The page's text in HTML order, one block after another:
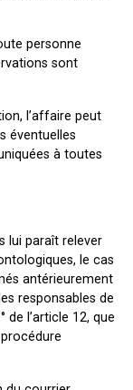
personne
sont
l’affaire peut
éventuelles
à toutes
lui paraît relever
le cas
antérieurement
responsables de
de l’article 12, que